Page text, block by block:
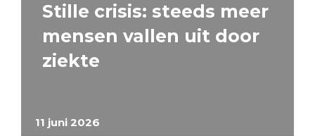
11 juni 2026
Stille crisis: steeds meer
mensen vallen uit door
ziekte